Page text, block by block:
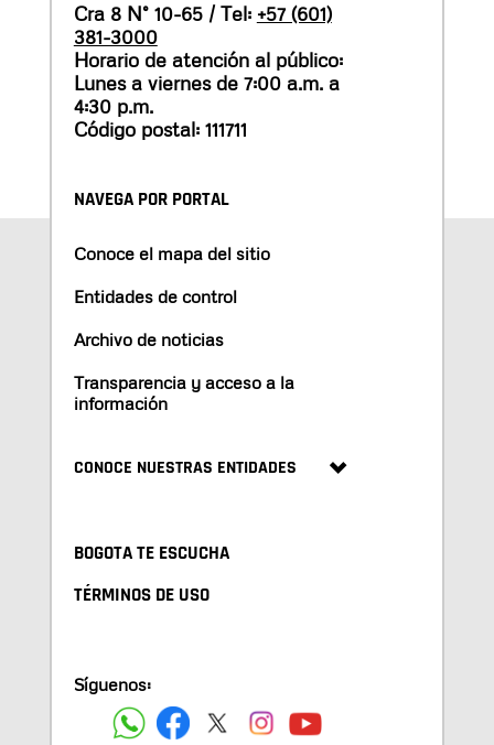
Cra 8 N° 10-65 / Tel: +57 (601)
381-3000
Horario de atención al público:
Lunes a viernes de 7:00 a.m. a
4:30 p.m.
Código postal: 111711
NAVEGA POR PORTAL
Conoce el mapa del sitio
Entidades de control
Archivo de noticias
Transparencia y acceso a la
información
CONOCE NUESTRAS ENTIDADES
BOGOTA TE ESCUCHA
TÉRMINOS DE USO
Síguenos: